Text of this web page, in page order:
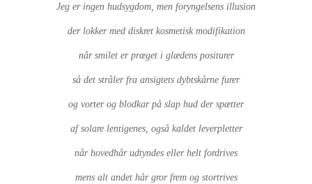
Jeg er ingen hudsygdom, men foryngelsens illusion
der lokker med diskret kosmetisk modifikation
når smilet er præget i glædens positurer
så det stråler fra ansigtets dybtskårne furer
og vorter og blodkar på slap hud der spætter
af solare lentigenes, også kaldet leverpletter
når hovedhår udtyndes eller helt fordrives
mens alt andet hår gror frem og stortrives